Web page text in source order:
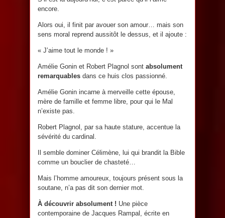
encore.
Alors oui, il finit par avouer son amour… mais son
sens moral reprend aussitôt le dessus, et il ajoute :
« J’aime tout le monde ! »
Amélie Gonin et Robert Plagnol sont absolument
remarquables dans ce huis clos passionné.
Amélie Gonin incarne à merveille cette épouse,
mère de famille et femme libre, pour qui le Mal
n’existe pas.
Robert Plagnol, par sa haute stature, accentue la
sévérité du cardinal.
Il semble dominer Célimène, lui qui brandit la Bible
comme un bouclier de chasteté…
Mais l’homme amoureux, toujours présent sous la
soutane, n’a pas dit son dernier mot.
À découvrir absolument ! Une pièce
contemporaine de Jacques Rampal, écrite en